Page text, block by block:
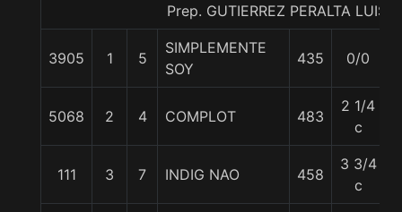
Prep. GUTIERREZ PERALTA LUIS
3905 1 5
SIMPLEMENTE
SOY
435 0/0
5068 2 4 COMPLOT 483
2 1/4
c
111 3 7 INDIG NAO 458
3 3/4
c